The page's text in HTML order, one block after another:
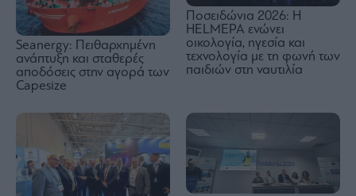
Seanergy: Πειθαρχημένη
ανάπτυξη και σταθερές
αποδόσεις στην αγορά των
Capesize
Ποσειδώνια 2026: Η
HELMEPA ενώνει
οικολογία, ηγεσία και
τεχνολογία με τη φωνή των
παιδιών στη ναυτιλία